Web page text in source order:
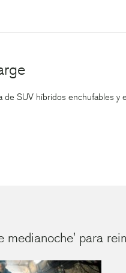
de SUV híbridos enchufables
para